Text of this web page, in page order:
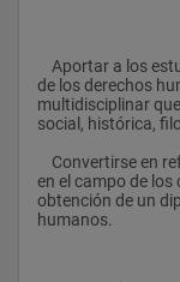
de los derechos
multidisciplinar
social, histórica,
en el campo de
obtención de un
humanos.